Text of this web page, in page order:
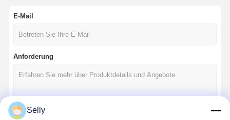
Massivkarbidbohrer
Gewehrübung
BTA Bohrungen
Auswechselbare Spitzenbohrmaschinen
E-Mail
Anforderung
Selly